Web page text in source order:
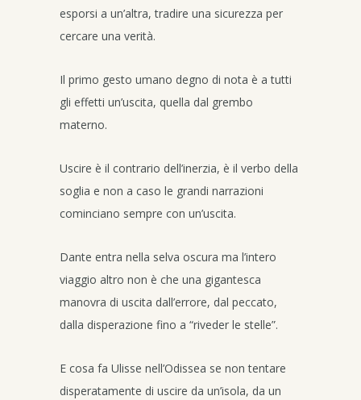
esporsi a un’altra, tradire una sicurezza per
cercare una verità.
Il primo gesto umano degno di nota è a tutti
gli effetti un’uscita, quella dal grembo
materno.
Uscire è il contrario dell’inerzia, è il verbo della
soglia e non a caso le grandi narrazioni
cominciano sempre con un’uscita.
Dante entra nella selva oscura ma l’intero
viaggio altro non è che una gigantesca
manovra di uscita dall’errore, dal peccato,
dalla disperazione fino a “riveder le stelle”.
E cosa fa Ulisse nell’Odissea se non tentare
disperatamente di uscire da un’isola, da un